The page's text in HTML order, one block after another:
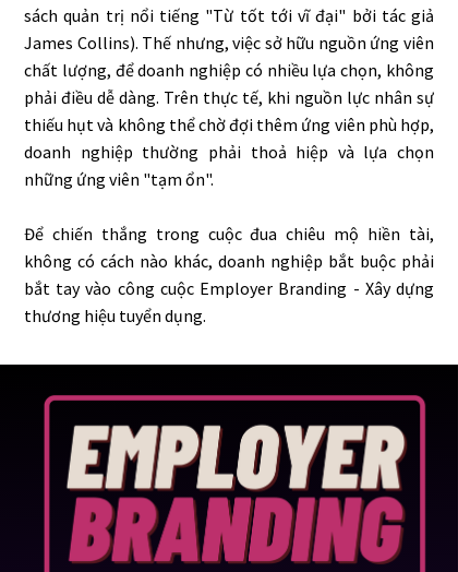
sách quản trị nổi tiếng "Từ tốt tới vĩ đại" bởi tác giả
James Collins). Thế nhưng, việc sở hữu nguồn ứng viên
chất lượng, để doanh nghiệp có nhiều lựa chọn, không
phải điều dễ dàng. Trên thực tế, khi nguồn lực nhân sự
thiếu hụt và không thể chờ đợi thêm ứng viên phù hợp,
doanh nghiệp thường phải thoả hiệp và lựa chọn
những ứng viên "tạm ổn".
Để chiến thắng trong cuộc đua chiêu mộ hiền tài,
không có cách nào khác, doanh nghiệp bắt buộc phải
bắt tay vào công cuộc Employer Branding - Xây dựng
thương hiệu tuyển dụng.